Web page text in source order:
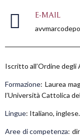
E-MAIL
Iscritto all’Ordine degli
Formazione: Laurea
l’Università Cattolica
Lingue: Italiano, inglese.
Aree di competenza: